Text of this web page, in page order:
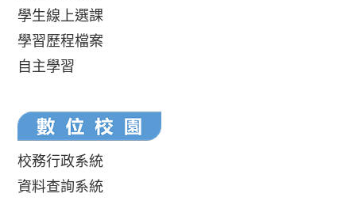
學生線上選課
學習歷程檔案
自主學習
校務行政系統
資料查詢系統